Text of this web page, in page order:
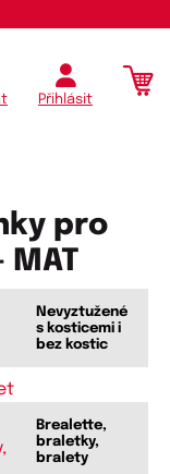
Přihlásit
pro
Nevyztužené
s kosticemi i
bez kostic
Brealette,
braletky,
bralety